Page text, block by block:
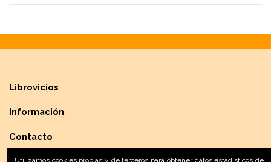
Librovicios
Información
Contacto